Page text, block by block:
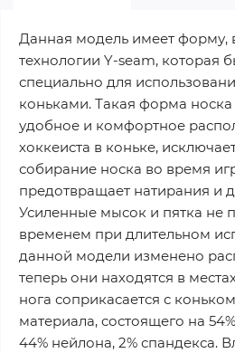
Данная модель имеет форму,
технологии Y-seam, которая
специально для
коньками. Такая форма носка
удобное и комфортное
хоккеиста в коньке,
собирание носка во время
предотвращает натирания и
Усиленные мысок и пятка не
временем при длительном
данной модели изменено
теперь они находятся в
нога соприкасается с
материала, состоящего на
44% нейлона, 2% спандекса.